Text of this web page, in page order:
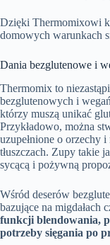
Dzięki Thermomixowi
domowych warunkach
Dania bezglutenowe i
Thermomix to
bezglutenowych i
którzy muszą unikać
Przykładowo, można
uzupełnione o orzechy
tłuszczach. Zupy takie
sycącą i pożywną
Wśród deserów
bazujące na migdałach
funkcji blendowania,
potrzeby sięgania po